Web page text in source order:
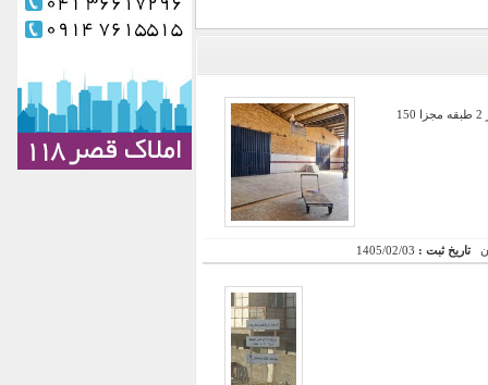
رهن و اجاره کارخانه مواد غذایی در شهرک صنعتی شاهرود به همراه یک واحد مسکونی یک خوابه و یک واحد اداری در 2 طبقه مجزا 150
تاریخ ثبت : 1405/02/03